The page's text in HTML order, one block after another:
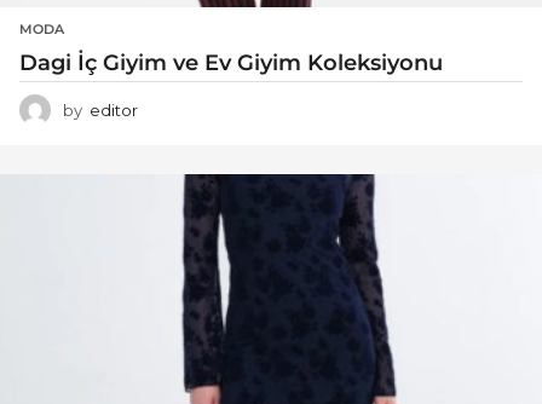
MODA
Dagi İç Giyim ve Ev Giyim Koleksiyonu
by editor